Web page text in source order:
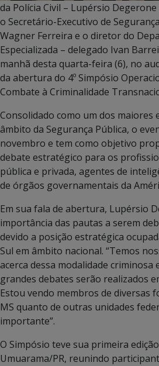
da Polícia Civil – Lupérsio
o Secretário-Executivo de
Wagner Ferreira e o diretor do
Especializada – delegado Ivan
manhã desta quarta-feira (6), no
da abertura do 4º Simpósio
Combate à Criminalidade
Consolidado como um dos maiores
âmbito da Segurança Pública, o
novembro e tem como objetivo
debate estratégico para os
pública e privada, agentes de
de órgãos governamentais da
Em sua fala de abertura, Lupérsio
importância das pautas a serem
devido a posição estratégica
Sul em âmbito nacional. “Temos
acerca dessa modalidade criminosa
grandes debates serão realizados
Estou vendo membros de diversas
MS quanto de outras unidades
importante”.
O Simpósio teve sua primeira
Umuarama/PR, reunindo